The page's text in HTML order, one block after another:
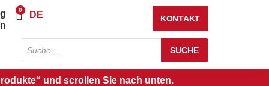
0
Warenkorb
DE KONTAKT
Produktsuche
SUCHE
und scrollen Sie nach unten.